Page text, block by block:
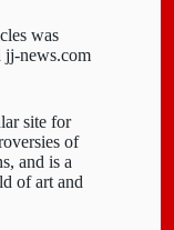
was
jj-news.com
site for
of
and is a
of art and